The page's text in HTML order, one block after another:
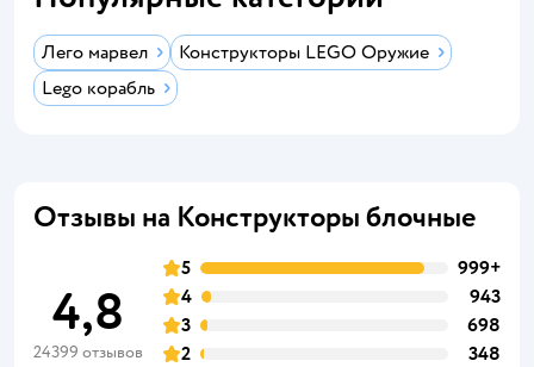
Лего марвел
Конструкторы LEGO Оружие
Lego корабль
Отзывы на Конструкторы блочные
4,8
24399 отзывов
5
999+
4
943
3
698
2
348